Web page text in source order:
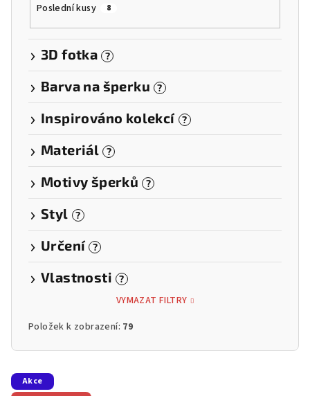
Poslední kusy 8
3D fotka ?
Barva na šperku ?
Inspirováno kolekcí ?
Materiál ?
Motivy šperků ?
Styl ?
Určení ?
Vlastnosti ?
VYMAZAT FILTRY
Položek k zobrazení: 79
V
ý Akce